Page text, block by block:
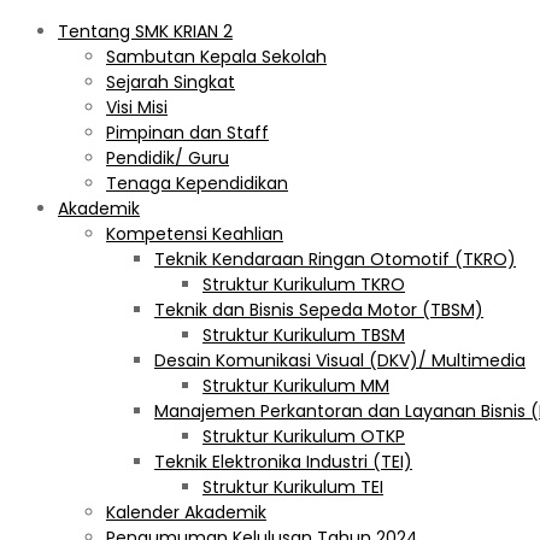
Tentang SMK KRIAN 2
Sambutan Kepala Sekolah
Sejarah Singkat
Visi Misi
Pimpinan dan Staff
Pendidik/ Guru
Tenaga Kependidikan
Akademik
Kompetensi Keahlian
Teknik Kendaraan Ringan Otomotif (TKRO)
Struktur Kurikulum TKRO
Teknik dan Bisnis Sepeda Motor (TBSM)
Struktur Kurikulum TBSM
Desain Komunikasi Visual (DKV)/ Multimedia
Struktur Kurikulum MM
Manajemen Perkantoran dan Layanan Bisnis
Struktur Kurikulum OTKP
Teknik Elektronika Industri (TEI)
Struktur Kurikulum TEI
Kalender Akademik